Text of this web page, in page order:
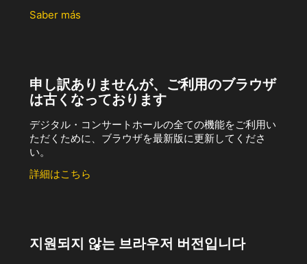
Saber más
申し訳ありませんが、ご利用のブラウザ
は古くなっております
デジタル・コンサートホールの全ての機能をご利用い
ただくために、ブラウザを最新版に更新してくださ
い。
詳細はこちら
지원되지 않는 브라우저 버전입니다